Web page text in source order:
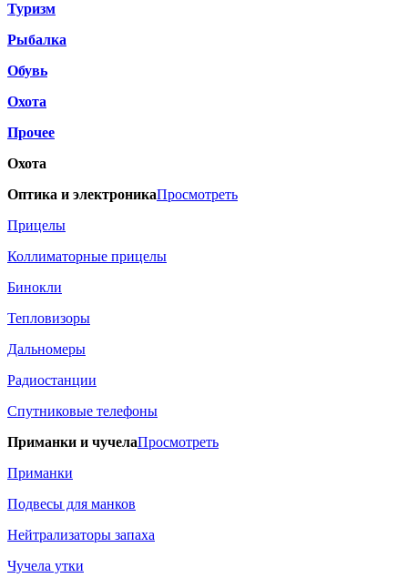
Туризм
Рыбалка
Обувь
Охота
Прочее
Охота
Оптика и электроникаПросмотреть
Прицелы
Коллиматорные прицелы
Бинокли
Тепловизоры
Дальномеры
Радиостанции
Спутниковые телефоны
Приманки и чучелаПросмотреть
Приманки
Подвесы для манков
Нейтрализаторы запаха
Чучела утки